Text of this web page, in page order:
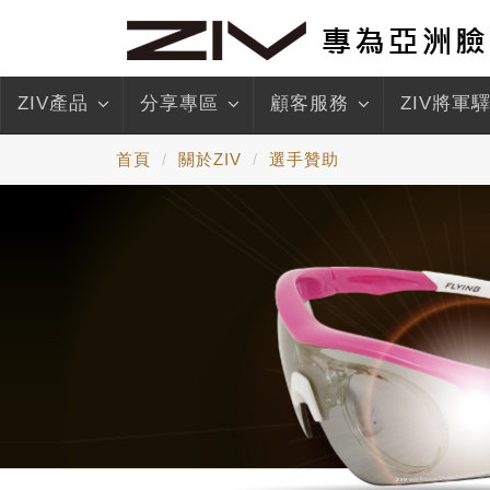
ZIV產品 分享專區 顧客服務 ZIV將軍
首頁 關於ZIV 選手贊助